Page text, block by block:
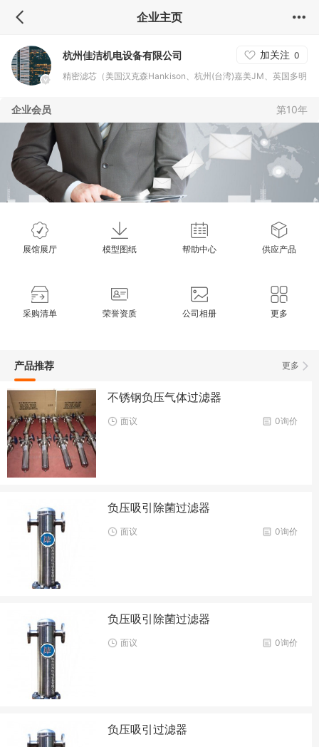
企业主页
杭州佳洁机电设备有限公司 加关注 0
精密滤芯（美国汉克森Hankison、杭州(台湾)嘉美JM、英国多明
er、意大利海沃斯Hisross、纽曼泰克滤芯、震东滤芯、盛大滤芯
企业会员 第10年
展馆展厅 模型图纸 帮助中心 供应产品
采购清单 荣誉资质 公司相册 更多
更多
产品推荐
不锈钢负压气体过滤器
0询价
面议
负压吸引除菌过滤器
0询价
面议
负压吸引除菌过滤器
0询价
面议
负压吸引过滤器